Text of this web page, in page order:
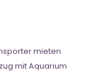
mieten
mit Aquarium